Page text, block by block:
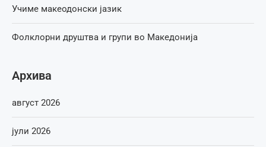
Учиме макеодонски јазик
Фолклорни друштва и групи во Македонија
Архива
август 2026
јули 2026